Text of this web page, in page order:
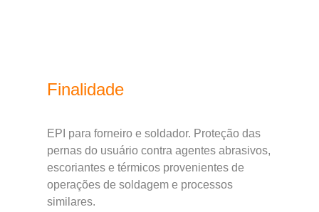
Finalidade
EPI para forneiro e soldador. Proteção das
pernas do usuário contra agentes abrasivos,
escoriantes e térmicos provenientes de
operações de soldagem e processos
similares.